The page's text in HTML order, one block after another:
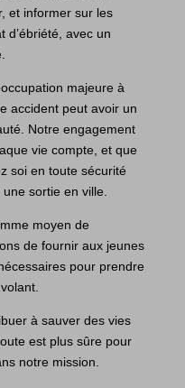
et informer sur les
d’ébriété, avec un
majeure à
accident peut avoir un
Notre engagement
vie compte, et que
soi en toute sécurité
sortie en ville.
moyen de
de fournir aux jeunes
pour prendre
à sauver des vies
est plus sûre pour
notre mission.